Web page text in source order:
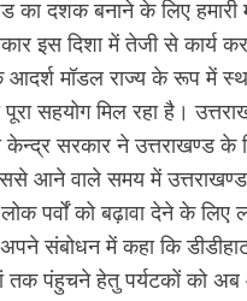
दशक बनाने के लिए हमारी
इस दिशा में तेजी से कार्य
मॉडल राज्य के रूप में
सहयोग मिल रहा है।
केन्द्र सरकार ने
आने वाले समय में
पर्वों को बढ़ावा देने के लिए
संबोधन में कहा कि
तक पंहुचने हेतु पर्यटकों को